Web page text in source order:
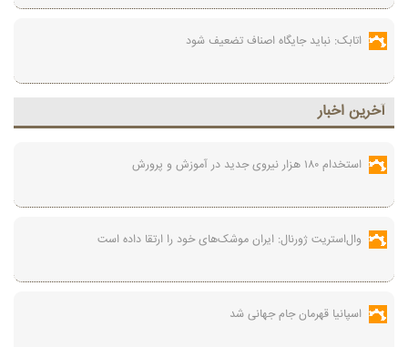
اتابک: نباید جایگاه اصناف تضعیف شود
آخرين اخبار
استخدام ۱۸۰ هزار نیروی جدید در آموزش‌ و پرورش
وال‌استریت ژورنال: ایران موشک‌های خود را ارتقا داده است
اسپانیا قهرمان جام جهانی شد